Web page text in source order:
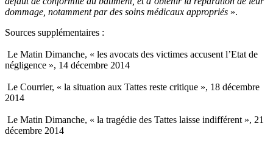
dommage, notamment par des soins médicaux appropriés ».
Sources supplémentaires :
Le Matin Dimanche, « les avocats des victimes accusent l’Etat de
négligence », 14 décembre 2014
Le Courrier, « la situation aux Tattes reste critique », 18 décembre
2014
Le Matin Dimanche, « la tragédie des Tattes laisse indifférent », 21
décembre 2014